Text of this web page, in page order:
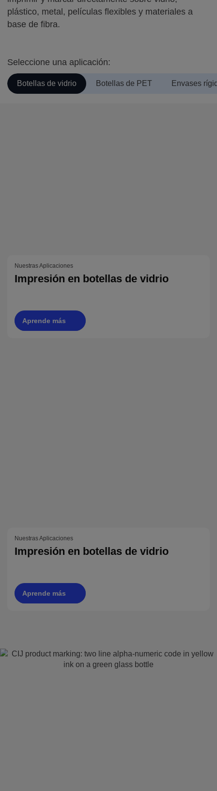
plástico, metal, películas flexibles y materiales a
base de fibra.
Seleccione una aplicación:
Botellas de vidrio Botellas de PET Envases
Nuestras Aplicaciones
Impresión en botellas de vidrio
Aprende más
Nuestras Aplicaciones
Impresión en botellas de vidrio
Aprende más